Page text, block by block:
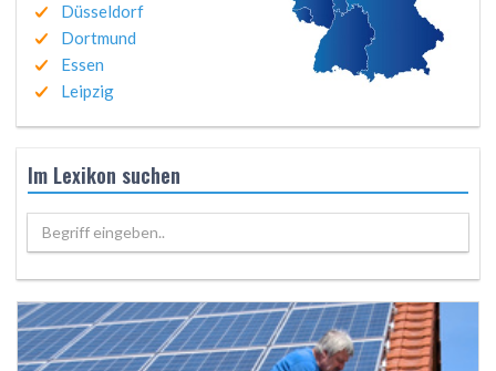
Düsseldorf
Dortmund
Essen
Leipzig
Im Lexikon suchen
Begriff eingeben..